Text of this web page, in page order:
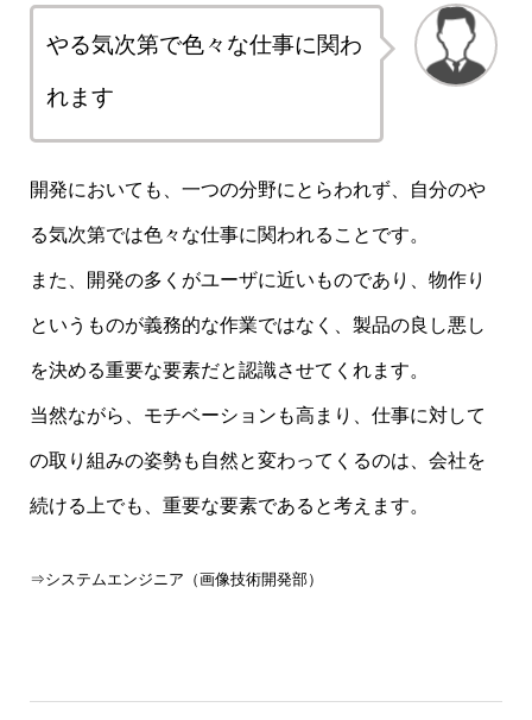
やる気次第で色々な仕事に関わ
れます
開発においても、一つの分野にとらわれず、自分のや
る気次第では色々な仕事に関われることです。
また、開発の多くがユーザに近いものであり、物作り
というものが義務的な作業ではなく、製品の良し悪し
を決める重要な要素だと認識させてくれます。
当然ながら、モチベーションも高まり、仕事に対して
の取り組みの姿勢も自然と変わってくるのは、会社を
続ける上でも、重要な要素であると考えます。
⇒システムエンジニア（画像技術開発部）